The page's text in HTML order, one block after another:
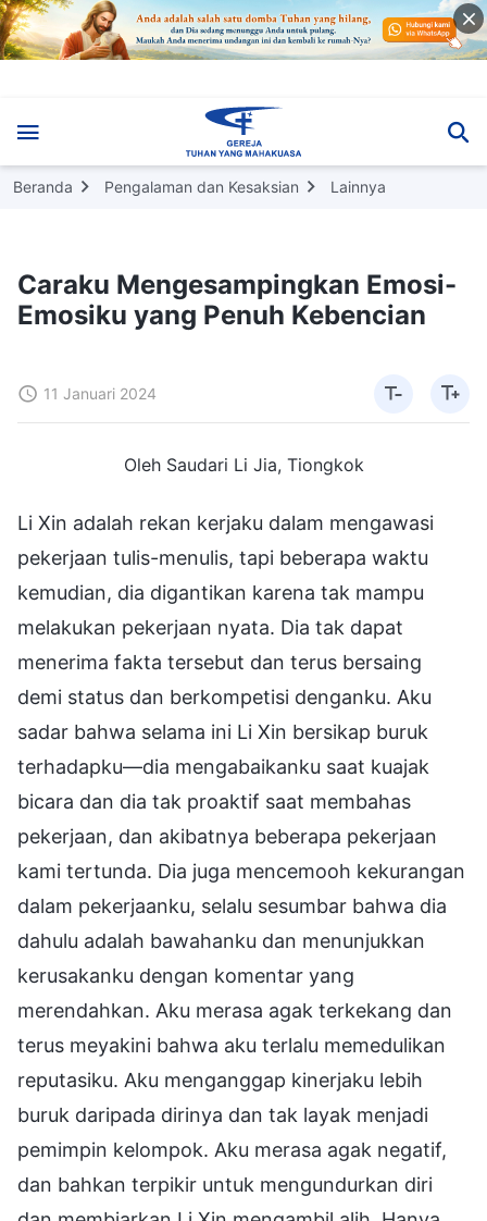
Beranda Pengalaman dan Kesaksian Lainnya
Caraku Mengesampingkan Emosi-
Emosiku yang Penuh Kebencian
11 Januari 2024
Oleh Saudari Li Jia, Tiongkok
Li Xin adalah rekan kerjaku dalam mengawasi
pekerjaan tulis-menulis, tapi beberapa waktu
kemudian, dia digantikan karena tak mampu
melakukan pekerjaan nyata. Dia tak dapat
menerima fakta tersebut dan terus bersaing
demi status dan berkompetisi denganku. Aku
sadar bahwa selama ini Li Xin bersikap buruk
terhadapku—dia mengabaikanku saat kuajak
bicara dan dia tak proaktif saat membahas
pekerjaan, dan akibatnya beberapa pekerjaan
kami tertunda. Dia juga mencemooh kekurangan
dalam pekerjaanku, selalu sesumbar bahwa dia
dahulu adalah bawahanku dan menunjukkan
kerusakanku dengan komentar yang
merendahkan. Aku merasa agak terkekang dan
terus meyakini bahwa aku terlalu memedulikan
reputasiku. Aku menganggap kinerjaku lebih
buruk daripada dirinya dan tak layak menjadi
pemimpin kelompok. Aku merasa agak negatif,
dan bahkan terpikir untuk mengundurkan diri